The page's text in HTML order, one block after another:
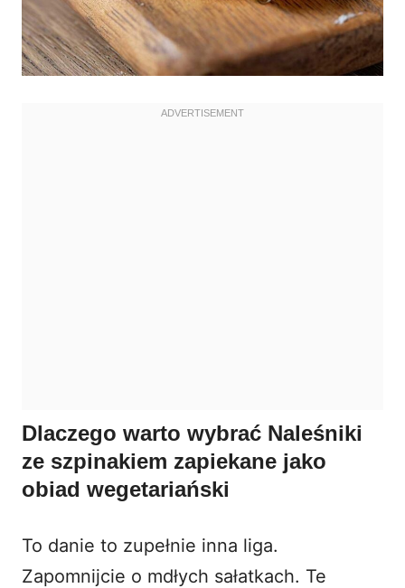
Dlaczego warto wybrać Naleśniki
ze szpinakiem zapiekane jako
obiad wegetariański
To danie to zupełnie inna liga.
Zapomnijcie o mdłych sałatkach. Te